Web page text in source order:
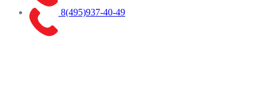
8(495)937-40-49